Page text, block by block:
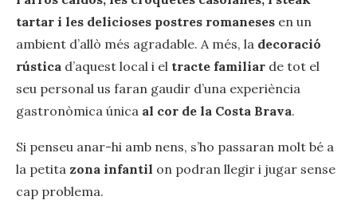
tartar i les delicioses postres romaneses en un
ambient d’allò més agradable. A més, la decoració
rústica d’aquest local i el tracte familiar de tot el
seu personal us faran gaudir d’una experiència
gastronòmica única al cor de la Costa Brava.
Si penseu anar-hi amb nens, s’ho passaran molt bé a
la petita zona infantil on podran llegir i jugar sense
cap problema.